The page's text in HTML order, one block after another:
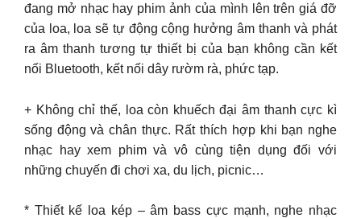
đang mở nhạc hay phim ảnh của mình lên trên giá đỡ
của loa, loa sẽ tự động cộng hưởng âm thanh và phát
ra âm thanh tương tự thiết bị của bạn không cần kết
nối Bluetooth, kết nối dây rườm rà, phức tạp.
+ Không chỉ thế, loa còn khuếch đại âm thanh cực kì
sống động và chân thực. Rất thích hợp khi bạn nghe
nhạc hay xem phim và vô cùng tiện dụng đối với
những chuyến đi chơi xa, du lịch, picnic…
* Thiết kế loa kép – âm bass cực mạnh, nghe nhạc